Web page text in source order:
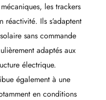
les trackers
Ils s’adaptent
sans commande
adaptés aux
électrique.
également à une
en conditions